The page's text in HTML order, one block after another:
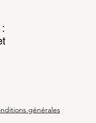
:
!
générales